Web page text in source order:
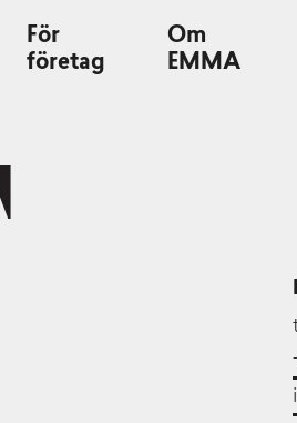
För
företag
Om
EMMA